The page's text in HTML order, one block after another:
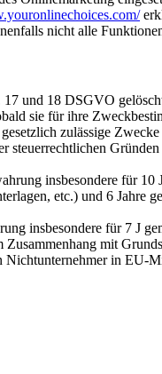
nicht alle
und 18 DSGVO
sie für ihre
zulässige
insbesondere für
etc.) und 6
insbesondere für 7 J
mit
in